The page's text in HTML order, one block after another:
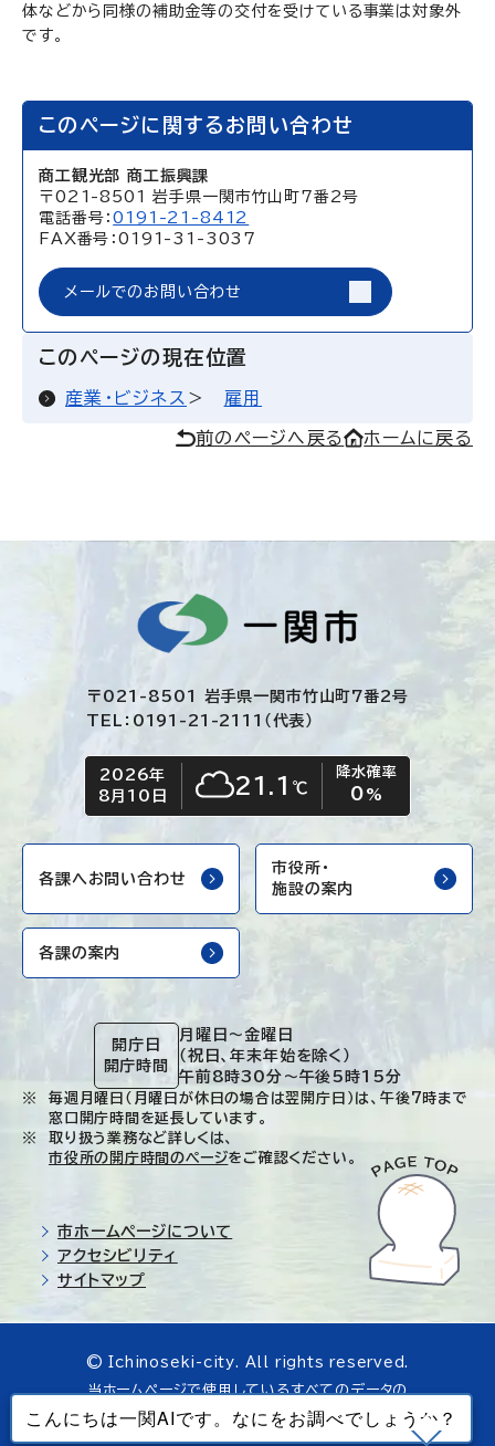
体などから同様の補助金等の交付を受けている事業は対象外
です。
このページに関するお問い合わせ
商工観光部 商工振興課
〒021-8501 岩手県一関市竹山町7番2号
電話番号：0191-21-8412
FAX番号：0191-31-3037
メールでのお問い合わせ
このページの現在位置
産業・ビジネス 雇用
前のページへ戻る ホームに戻る
〒021-8501 岩手県一関市竹山町7番2号
TEL：0191-21-2111（代表）
今日の日付
2026年
8月10日
今日の天気
くもり21.1 ℃
降水確率
0 %
各課へお問い合わせ
市役所・
施設の案内
各課の案内
開庁日
開庁時間
月曜日～金曜日
（祝日、年末年始を除く）
午前8時30分～午後5時15分
毎週月曜日（月曜日が休日の場合は翌開庁日）は、午後7時まで
窓口開庁時間を延長しています。
取り扱う業務など詳しくは、
市役所の開庁時間のページをご確認ください。
市ホームページについて
アクセシビリティ
サイトマップ
© Ichinoseki-city. All rights reserved.
当ホームページで使用しているすべてのデータの
無断転載を禁じます。